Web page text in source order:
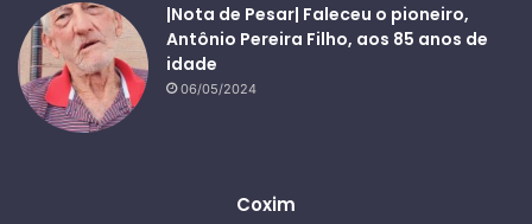
|Nota de Pesar| Faleceu o pioneiro,
Antônio Pereira Filho, aos 85 anos de
idade
06/05/2024
Coxim